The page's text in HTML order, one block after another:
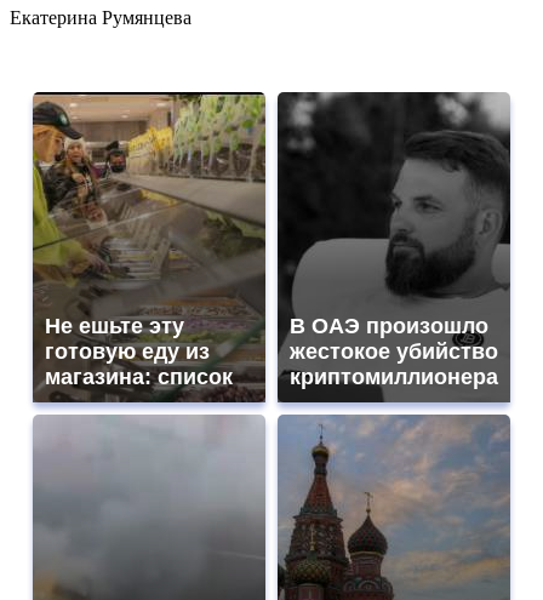
Екатерина Румянцева
Не ешьте эту
готовую еду из
магазина: список
В ОАЭ произошло
жестокое убийство
криптомиллионера